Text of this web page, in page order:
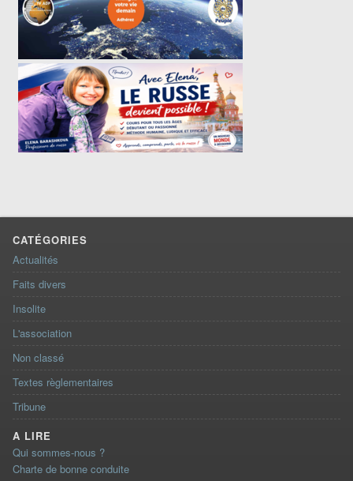
CATÉGORIES
Actualités
Faits divers
Insolite
L'association
Non classé
Textes règlementaires
Tribune
A LIRE
Qui sommes-nous ?
Charte de bonne conduite